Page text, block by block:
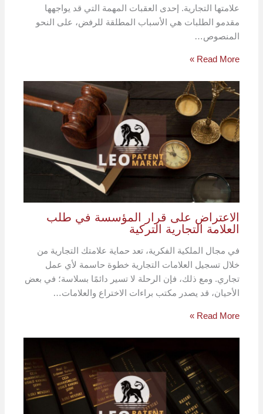
علامتها التجارية. إحدى العقبات المهمة التي قد يواجهها
مقدمو الطلبات هي الأسباب المطلقة للرفض، على النحو
المنصوص…
Read More »
الاعتراض على قرار المؤسسة في طلب
العلامة التجارية التركية
في مجال الملكية الفكرية، تعد حماية علامتك التجارية من
خلال تسجيل العلامات التجارية خطوة حاسمة لأي عمل
تجاري. ومع ذلك، فإن الرحلة لا تسير دائمًا بسلاسة؛ في بعض
الأحيان، قد يصدر مكتب براءات الاختراع والعلامات…
Read More »